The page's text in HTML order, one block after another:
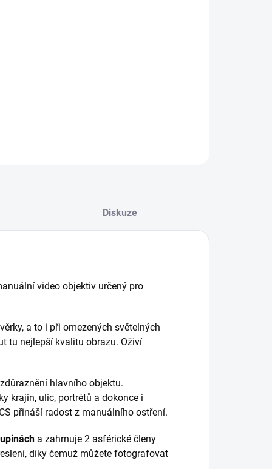
Diskuze
video objektiv určený pro
a to i při omezených světelných
tu nejlepší kvalitu obrazu. Oživí
hlavního objektu.
krajin, ulic, portrétů a dokonce i
přináší radost z manuálního ostření.
a zahrnuje 2 asférické členy
díky čemuž můžete fotografovat